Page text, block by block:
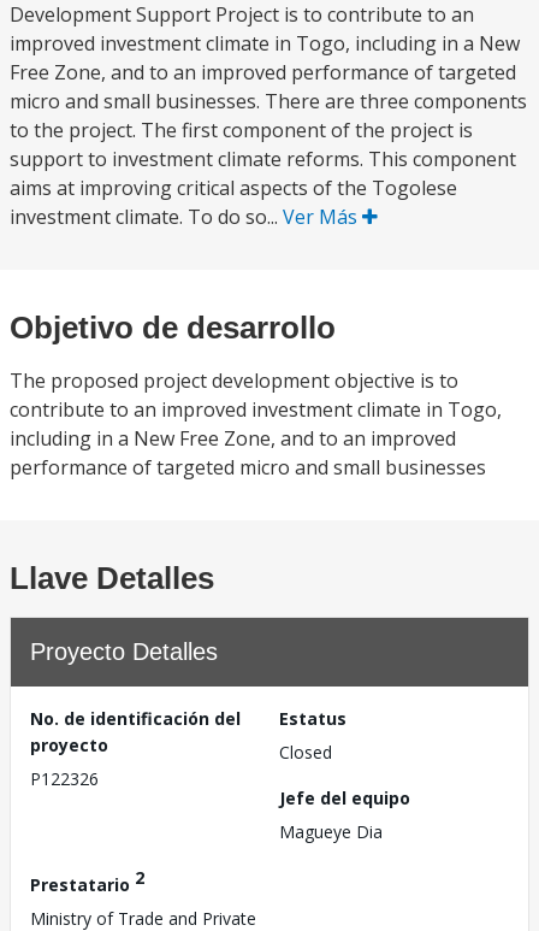
Development Support Project is to contribute to an
improved investment climate in Togo, including in a New
Free Zone, and to an improved performance of targeted
micro and small businesses. There are three components
to the project. The first component of the project is
support to investment climate reforms. This component
aims at improving critical aspects of the Togolese
investment climate. To do so... Ver Más
Objetivo de desarrollo
The proposed project development objective is to
contribute to an improved investment climate in Togo,
including in a New Free Zone, and to an improved
performance of targeted micro and small businesses
Llave Detalles
Proyecto Detalles
No. de identificación del
proyecto
P122326
Estatus
Closed
Jefe del equipo
Magueye Dia
Prestatario 2
Ministry of Trade and Private